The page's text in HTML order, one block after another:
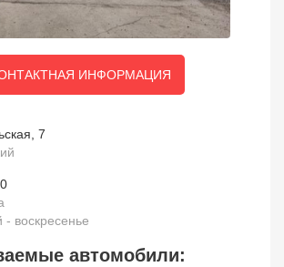
ИНФОРМАЦИЯ
7
- воскресенье
автомобили: